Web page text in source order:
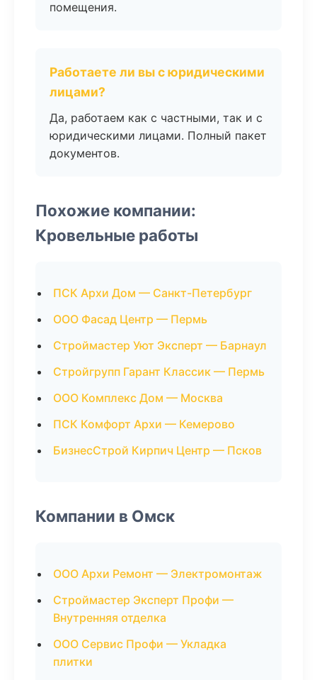
помещения.
Работаете ли вы с юридическими
лицами?
Да, работаем как с частными, так и с
юридическими лицами. Полный пакет
документов.
Похожие компании:
Кровельные работы
ПСК Архи Дом — Санкт-Петербург
ООО Фасад Центр — Пермь
Строймастер Уют Эксперт — Барнаул
Стройгрупп Гарант Классик — Пермь
ООО Комплекс Дом — Москва
ПСК Комфорт Архи — Кемерово
БизнесСтрой Кирпич Центр — Псков
Компании в Омск
ООО Архи Ремонт — Электромонтаж
Строймастер Эксперт Профи —
Внутренняя отделка
ООО Сервис Профи — Укладка
плитки